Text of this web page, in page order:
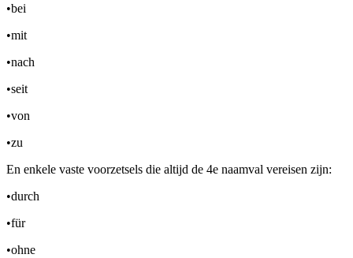
•bei
•mit
•nach
•seit
•von
•zu
En enkele vaste voorzetsels die altijd de 4e naamval vereisen zijn:
•durch
•für
•ohne